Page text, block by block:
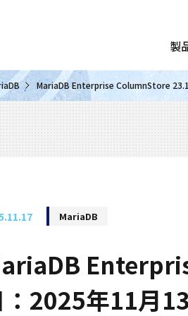
製
MariaDB Enterprise ColumnStore
MariaDB
：2025年11月13